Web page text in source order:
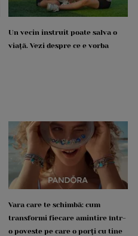
Un vecin instruit poate salva o
viață. Vezi despre ce e vorba
Vara care te schimbă: cum
transformi fiecare amintire într-
o poveste pe care o porți cu tine